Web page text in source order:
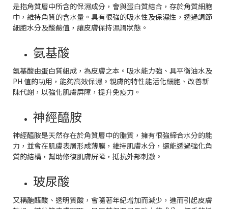
是指角質層中所含的保濕成分，會與蛋白質結合，存於角質細胞
中，維持角質的含水量。具有很強的吸水性及保濕性，透過調節
細胞水分及酸鹼值，讓皮膚保持濕潤狀態。
氨基酸
氨基酸由蛋白質組成，為皮膚之本。吸水能力強、具平衡油水及
PH 值的功用，能夠高效保濕。親膚的特性能活化細胞、改善新
陳代謝，以強化肌膚屏障，提升免疫力。
神經醯胺
神經醯胺是天然存在於角質層中的脂質，擁有很強締合水分的能
力，並會在肌膚表層形成薄膜，維持肌膚水分，還能透過強化角
質的結構，幫助修復肌膚屏障，抵抗外部刺激。
玻尿酸
又稱醣醛酸、透明質酸，會隨著年紀增加而減少，進而引起皮膚